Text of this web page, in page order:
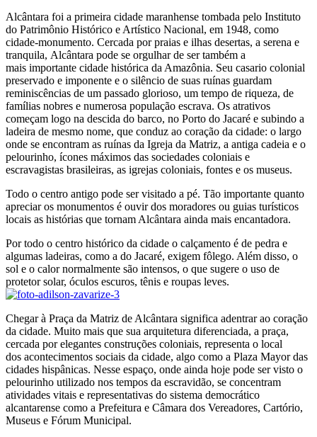
Alcântara foi a primeira cidade maranhense tombada pelo Instituto
do Patrimônio Histórico e Artístico Nacional, em 1948, como
cidade-monumento. Cercada por praias e ilhas desertas, a serena e
tranquila, Alcântara pode se orgulhar de ser também a
mais importante cidade histórica da Amazônia. Seu casario colonial
preservado e imponente e o silêncio de suas ruínas guardam
reminiscências de um passado glorioso, um tempo de riqueza, de
famílias nobres e numerosa população escrava. Os atrativos
começam logo na descida do barco, no Porto do Jacaré e subindo a
ladeira de mesmo nome, que conduz ao coração da cidade: o largo
onde se encontram as ruínas da Igreja da Matriz, a antiga cadeia e o
pelourinho, ícones máximos das sociedades coloniais e
escravagistas brasileiras, as igrejas coloniais, fontes e os museus.
Todo o centro antigo pode ser visitado a pé. Tão importante quanto
apreciar os monumentos é ouvir dos moradores ou guias turísticos
locais as histórias que tornam Alcântara ainda mais encantadora.
Por todo o centro histórico da cidade o calçamento é de pedra e
algumas ladeiras, como a do Jacaré, exigem fôlego. Além disso, o
sol e o calor normalmente são intensos, o que sugere o uso de
protetor solar, óculos escuros, tênis e roupas leves.
Chegar à Praça da Matriz de Alcântara significa adentrar ao coração
da cidade. Muito mais que sua arquitetura diferenciada, a praça,
cercada por elegantes construções coloniais, representa o local
dos acontecimentos sociais da cidade, algo como a Plaza Mayor das
cidades hispânicas. Nesse espaço, onde ainda hoje pode ser visto o
pelourinho utilizado nos tempos da escravidão, se concentram
atividades vitais e representativas do sistema democrático
alcantarense como a Prefeitura e Câmara dos Vereadores, Cartório,
Museus e Fórum Municipal.